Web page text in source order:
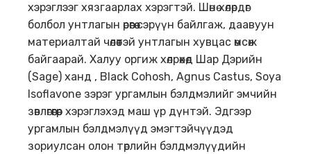
хэрэглээг хязгаарлах хэрэгтэй. Шөнө хөлөрдөг
болбол унтлагын өрөөгөө сэрүүн байлгаж, даавуун
материалтай чөлөөтэй унтлагын хувцас өмсөж
байгаарай. Халуу оргиж хөлрөхөд Шар Дэрийн
(Sage) ханд , Black Cohosh, Agnus Cаstus, Soya
Isoflavone зэрэг ургамлын бэлдмэлийг эмчийн
зөвлөгөөгөөр хэрэглэхэд маш үр дүнтэй. Эдгээр
ургамлын бэлдмэлүүд эмэгтэйчүүдэд
зориулсан олон төрлийн бэлдмэлүүдийн